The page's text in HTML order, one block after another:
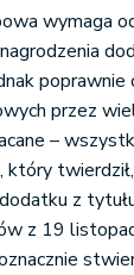
wymaga
przez
–
który
z
z 19